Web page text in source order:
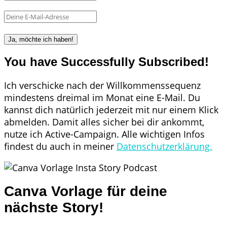
Ja, möchte ich haben!
You have Successfully Subscribed!
Ich verschicke nach der Willkommenssequenz
mindestens dreimal im Monat eine E-Mail. Du
kannst dich natürlich jederzeit mit nur einem Klick
abmelden. Damit alles sicher bei dir ankommt,
nutze ich Active-Campaign. Alle wichtigen Infos
findest du auch in meiner Datenschutzerklärung.
Canva Vorlage für deine
nächste Story!